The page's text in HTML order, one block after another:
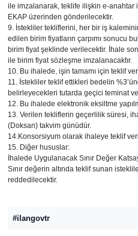
ile imzalanarak, teklife ilişkin e-
EKAP üzerinden gönderilecektir.
9. İstekliler tekliflerini, her bir iş
edilen birim fiyatların çarpımı sonucu
birim fiyat şeklinde verilecektir. İhale
ile birim fiyat sözleşme imzalanacaktır.
10. Bu ihalede, işin tamamı için teklif
11. İstekliler teklif ettikleri bedelin
belirleyecekleri tutarda geçici teminat
12. Bu ihalede elektronik eksiltme
13. Verilen tekliflerin geçerlilik süresi,
(Doksan) takvim günüdür.
14.Konsorsiyum olarak ihaleye teklif
15. Diğer hususlar:
İhalede Uygulanacak Sınır Değer
Sınır değerin altında teklif sunan
reddedilecektir.
#ilangovtr